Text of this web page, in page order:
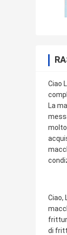
Ciao
La
Ciao,
di